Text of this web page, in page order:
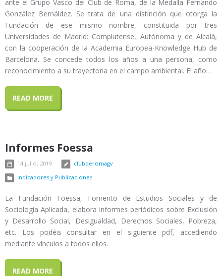
ante el Grupo Vasco del Club de Roma, de la Medalla Fernando
González Bernáldez. Se trata de una distinción que otorga la
Fundación de ese mismo nombre, constituida por tres
Universidades de Madrid: Complutense, Autónoma y de Alcalá,
con la cooperación de la Academia Europea-Knowledge Hub de
Barcelona. Se concede todos los años a una persona, como
reconocimiento a su trayectoria en el campo ambiental. El año…
READ MORE
Informes Foessa
14 julio, 2019
clubderomagv
Indicadores y Publicaciones
La Fundación Foessa, Fomento de Estudios Sociales y de
Sociología Aplicada, elabora informes periódicos sobre Exclusión
y Desarrollo Social, Desigualdad, Derechos Sociales, Pobreza,
etc. Los podéis consultar en el siguiente pdf, accediendo
mediante vínculos a todos ellos.
READ MORE